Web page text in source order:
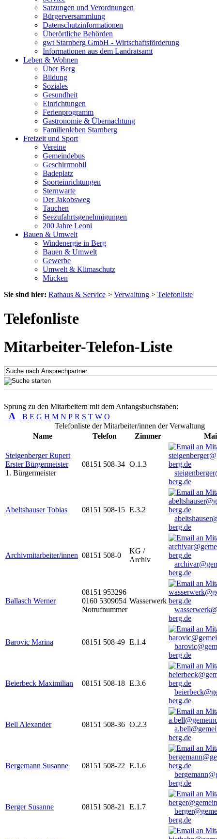
Satzungen und Verordnungen
Bürgerversammlung
Datenschutzinformationen
Überörtliche Behörden
gwt Starnberg GmbH - Wirtschaftsförderung
Informationen aus dem Landratsamt
Leben & Wohnen
Über Berg
Bildung
Soziales
Gesundheit
Einrichtungen
Ferienprogramm
Gastronomie & Übernachtung
Familienleben Starnberg
Freizeit und Sport
Vereine
Gemeindebus
Geschirrmobil
Badeplatz
Sporteinrichtungen
Sternwarte
Der Jakobsweg
Tauchen
Seezufahrtsgenehmigungen
200 Jahre Leoni
Bauen & Umwelt
Windenergie in Berg
Bauen & Umwelt
Gewerbe
Umwelt & Klimaschutz
Mücken
Sie sind hier: Rathaus & Service > Verwaltung > Telefonliste
Telefonliste
Mitarbeiter-Telefon-Liste
Sprung zu den Mitarbeitern mit dem Anfangsbuchstaben:
A B E G H M N P R S T W O
Telefonliste der Mitarbeiter/innen der Verwaltung
Name
Telefon Zimmer
Steigenberger Rupert
Erster Bürgermeister
1. Bürgermeister
08151 508-34 O.1.3
berg.de
Abeltshauser Tobias 08151 508-15 E.3.2
berg.de
Archivmitarbeiter/innen 08151 508-0
KG /
Archiv
berg.de
Ballasch Werner
08151 953296
0160 5309054
Notrufnummer
Wasserwerk
berg.de
Barovic Marina 08151 508-49 E.1.4
berg.de
Beierbeck Maximilian 08151 508-18 E.3.6
berg.de
Bell Alexander 08151 508-36 O.2.3
berg.de
Bergemann Susanne 08151 508-22 E.1.6
berg.de
Berger Susanne 08151 508-21 E.1.7
berg.de